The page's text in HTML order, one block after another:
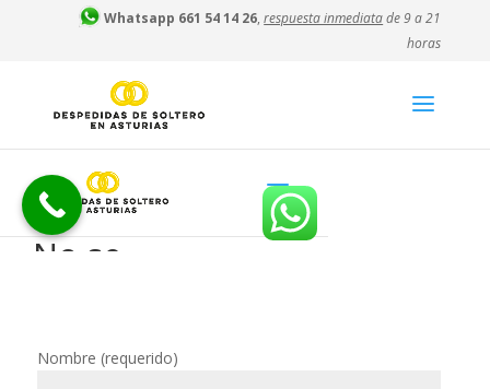
Whatsapp 661 54 14 26,respuesta inmediatade 9 a 21
horas
Nombre (requerido)